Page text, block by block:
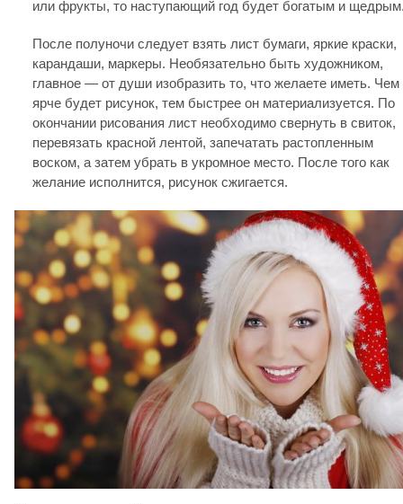
или фрукты, то наступающий год будет богатым и
После полуночи следует взять лист бумаги, яркие краски,
карандаши, маркеры. Необязательно быть художником,
главное — от души изобразить то, что желаете иметь. Чем
ярче будет рисунок, тем быстрее он материализуется. По
окончании рисования лист необходимо свернуть в свиток,
перевязать красной лентой, запечатать растопленным
воском, а затем убрать в укромное место. После того как
желание исполнится, рисунок сжигается.